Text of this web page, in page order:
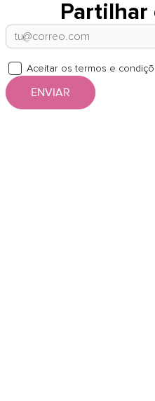
Partilhar
Aceitar os termos e
ENVIAR